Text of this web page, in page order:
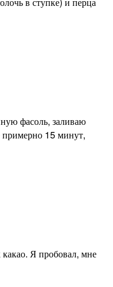
фасоль, заливаю
15 минут,
Я пробовал, мне